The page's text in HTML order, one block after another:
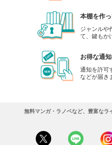
本棚を作
ジャンルや
て、鍵もか
お得な通知
通知を許可
などが届き
無料マンガ・ラノベなど、豊富なラ